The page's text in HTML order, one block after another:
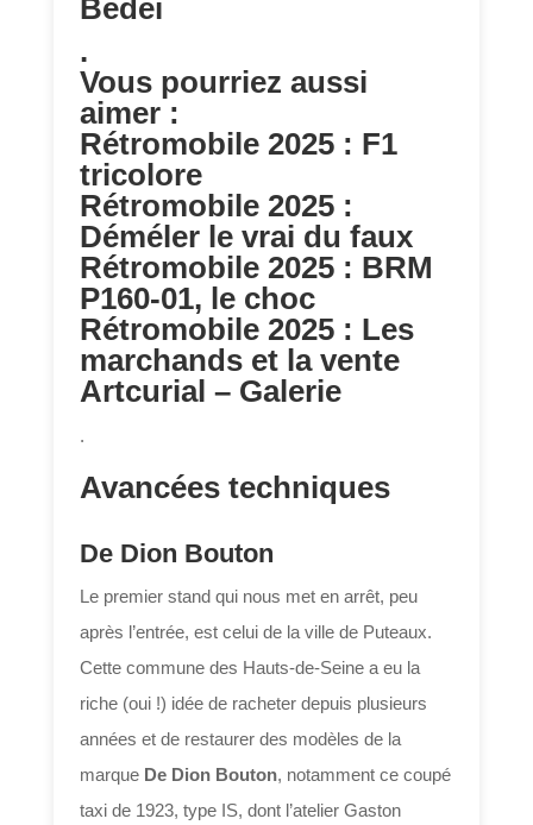
Bedeï
.
Vous pourriez aussi
aimer :
Rétromobile 2025 : F1
tricolore
Rétromobile 2025 :
Déméler le vrai du faux
Rétromobile 2025 : BRM
P160-01, le choc
Rétromobile 2025 : Les
marchands et la vente
Artcurial – Galerie
.
Avancées techniques
De Dion Bouton
Le premier stand qui nous met en arrêt, peu
après l’entrée, est celui de la ville de Puteaux.
Cette commune des Hauts-de-Seine a eu la
riche (oui !) idée de racheter depuis plusieurs
années et de restaurer des modèles de la
marque De Dion Bouton, notamment ce coupé
taxi de 1923, type IS, dont l’atelier Gaston